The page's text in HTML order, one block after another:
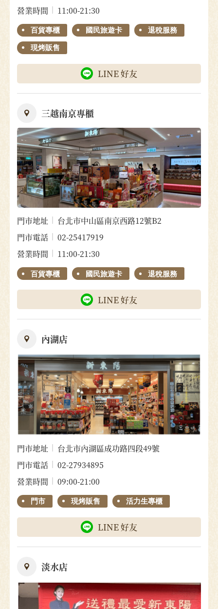
營業時間
11:00-21:30
百貨專櫃 國民旅遊卡 退稅服務
現烤販售
LINE 好友
三越南京專櫃
門市地址
台北市中山區南京西路12號B2
門市電話
02-25417919
營業時間
11:00-21:30
百貨專櫃 國民旅遊卡 退稅服務
LINE 好友
內湖店
門市地址
台北市內湖區成功路四段49號
門市電話
02-27934895
營業時間
09:00-21:00
門市 現烤販售 活力生專櫃
LINE 好友
淡水店